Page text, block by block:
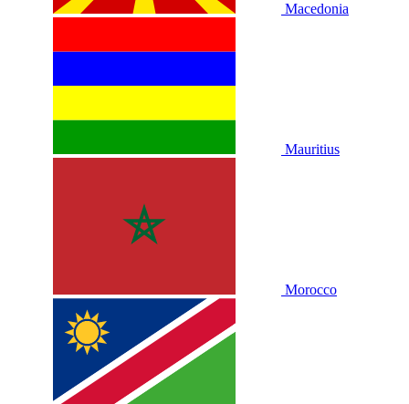
Macedonia
Mauritius
Morocco